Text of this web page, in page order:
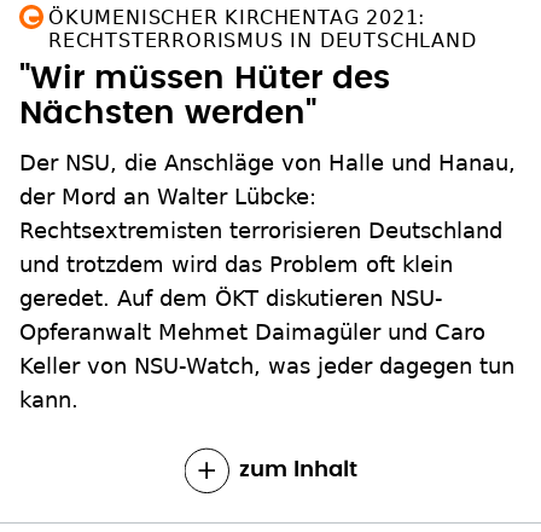
ÖKUMENISCHER KIRCHENTAG 2021:
RECHTSTERRORISMUS IN DEUTSCHLAND
"Wir müssen Hüter des
Nächsten werden"
Der NSU, die Anschläge von Halle und Hanau,
der Mord an Walter Lübcke:
Rechtsextremisten terrorisieren Deutschland
und trotzdem wird das Problem oft klein
geredet. Auf dem ÖKT diskutieren NSU-
Opferanwalt Mehmet Daimagüler und Caro
Keller von NSU-Watch, was jeder dagegen tun
kann.
zum Inhalt